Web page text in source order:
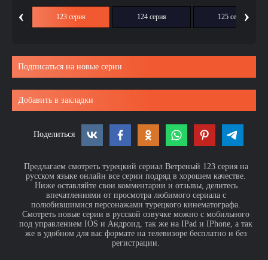
‹ 123 серия 124 серия 125 серия›
Подписаться на новые серии
Добавить в закладки
Поделиться
Предлагаем смотреть турецкий сериал Ветреный 123 серия на
русском языке онлайн все серии подряд в хорошем качестве.
Ниже оставляйте свои комментарии и отзывы, делитесь
впечатлениями от просмотра любимого сериала с
полюбившимися персонажами турецкого кинематографа.
Смотреть новые серии в русской озвучке можно с мобильного
под управлением IOS и Андроид, так же на IPad и IPhone, а так
же в удобном для вас формате на телевизоре бесплатно и без
регистрации.